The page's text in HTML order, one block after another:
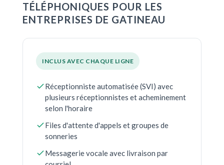
TÉLÉPHONIQUES POUR LES
ENTREPRISES DE GATINEAU
INCLUS AVEC CHAQUE LIGNE
Réceptionniste automatisée (SVI) avec
plusieurs réceptionnistes et acheminement
selon l'horaire
Files d'attente d'appels et groupes de
sonneries
Messagerie vocale avec livraison par